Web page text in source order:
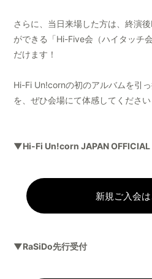
さらに、当日来場した方は、終演
ができる「Hi-Five会（ハイタッチ
だけます！
Hi-Fi Un!cornの初のアルバムを引
を、ぜひ会場にて体感してください
▼Hi-Fi Un!corn JAPAN OFFICIAL
新規ご入会
▼RaSiDo先行受付